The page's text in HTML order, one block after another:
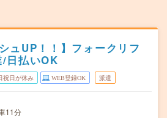
ュUP！！】フォークリフ
/日払いOK
祝日が休み WEB登録OK 派遣
11分